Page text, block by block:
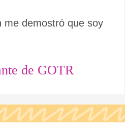
me demostró que soy
de GOTR